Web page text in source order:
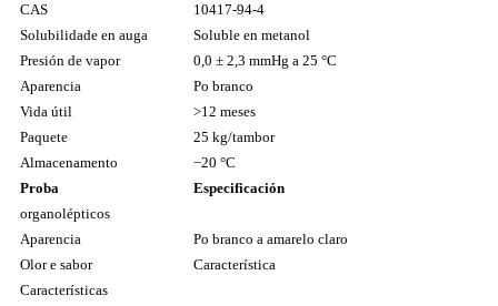
CAS
10417-94-4
Solubilidade en auga
Soluble en metanol
Presión de vapor
0,0 ± 2,3 mmHg a 25 °C
Aparencia
Po branco
Vida útil
>12 meses
Paquete
25 kg/tambor
Almacenamento
−20 °C
Proba
Especificación
organolépticos
Aparencia
Po branco a amarelo claro
Olor e sabor
Característica
Características